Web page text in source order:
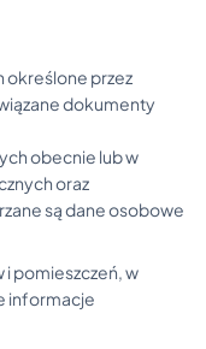
określone przez
dokumenty
obecnie lub w
oraz
są dane osobowe
i pomieszczeń, w
informacje